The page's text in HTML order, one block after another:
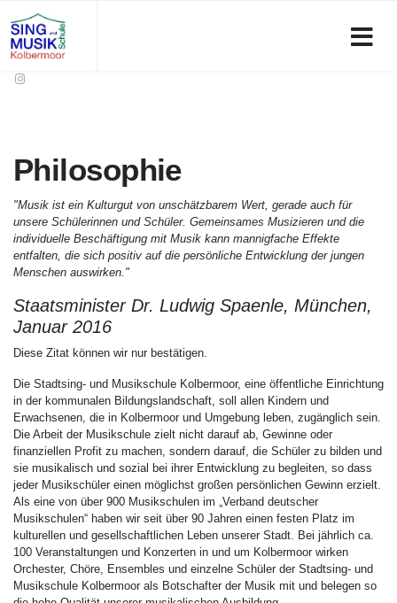
Philosophie
"Musik ist ein Kulturgut von unschätzbarem Wert, gerade auch für
unsere Schülerinnen und Schüler. Gemeinsames Musizieren und die
individuelle Beschäftigung mit Musik kann mannigfache Effekte
entfalten, die sich positiv auf die persönliche Entwicklung der jungen
Menschen auswirken."
Staatsminister Dr. Ludwig Spaenle, München,
Januar 2016
Diese Zitat können wir nur bestätigen.
Die Stadtsing- und Musikschule Kolbermoor, eine öffentliche Einrichtung
in der kommunalen Bildungslandschaft, soll allen Kindern und
Erwachsenen, die in Kolbermoor und Umgebung leben, zugänglich sein.
Die Arbeit der Musikschule zielt nicht darauf ab, Gewinne oder
finanziellen Profit zu machen, sondern darauf, die Schüler zu bilden und
sie musikalisch und sozial bei ihrer Entwicklung zu begleiten, so dass
jeder Musikschüler einen möglichst großen persönlichen Gewinn erzielt.
Als eine von über 900 Musikschulen im „Verband deutscher
Musikschulen“ haben wir seit über 90 Jahren einen festen Platz im
kulturellen und gesellschaftlichen Leben unserer Stadt. Bei jährlich ca.
100 Veranstaltungen und Konzerten in und um Kolbermoor wirken
Orchester, Chöre, Ensembles und einzelne Schüler der Stadtsing- und
Musikschule Kolbermoor als Botschafter der Musik mit und belegen so